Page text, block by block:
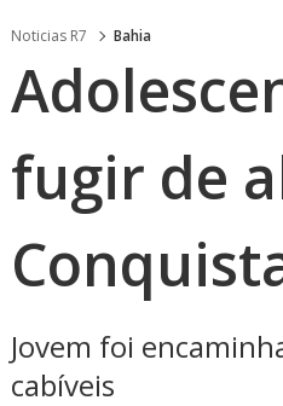
Noticias R7 Bahia
fugir de
Jovem foi
cabíveis